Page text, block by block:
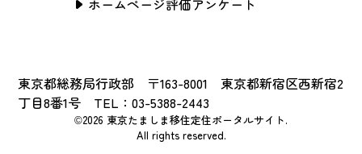
東京都総務局行政部 〒163-8001 東京都新宿区西新宿2
丁目8番1号 TEL：03-5388-2443
©2026 東京たましま移住定住ポータルサイト.
All rights reserved.